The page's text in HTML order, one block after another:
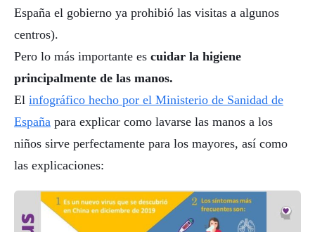
España el gobierno ya prohibió las visitas a algunos
centros).
Pero lo más importante es cuidar la higiene
principalmente de las manos.
El infográfico hecho por el Ministerio de Sanidad de
España para explicar como lavarse las manos a los
niños sirve perfectamente para los mayores, así como
las explicaciones: